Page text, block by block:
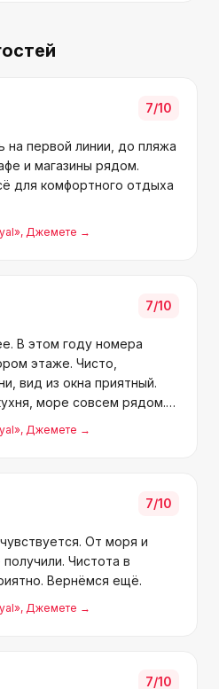
7/10
первой линии, до пляжа
и магазины рядом.
для комфортного отдыха
, Джемете →
7/10
В этом году номера
этаже. Чисто,
вид из окна приятный.
море совсем рядом.
, Джемете →
7/10
От моря и
Чистота в
Вернёмся ещё.
, Джемете →
7/10